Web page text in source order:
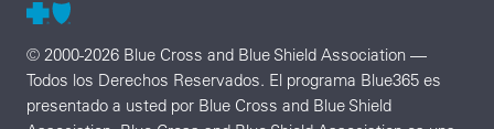
© 2000-2026 Blue Cross and Blue Shield Association —
Todos los Derechos Reservados. El programa Blue365 es
presentado a usted por Blue Cross and Blue Shield